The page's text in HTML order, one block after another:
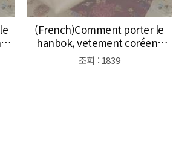
(French)Comment porter le
hanbok, vetement coréens
traditionnel (pour femmes)
조회 : 1839